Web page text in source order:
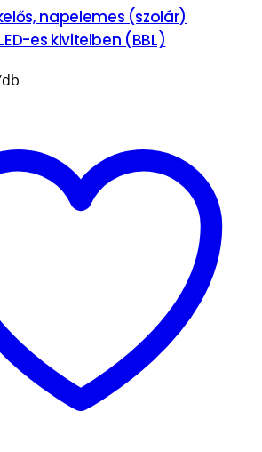
napelemes (szolár)
es kivitelben (BBL)